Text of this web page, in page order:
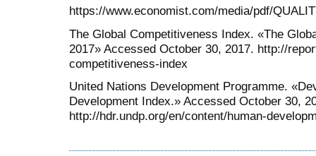
https://www.economist.com/media/pdf/
The Global Competitiveness Index. «The
2017» Accessed October 30, 2017. http://
competitiveness-index
United Nations Development Programme.
Development Index.» Accessed October 30,
http://hdr.undp.org/en/content/human-